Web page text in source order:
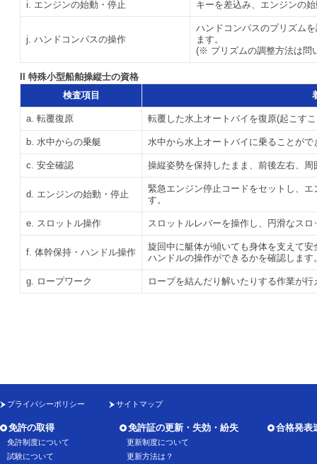
i. エンジンの始動・停止 キーを差込み、エンジンの
j. ハンドコンパスの操作
ハンドコンパスのプリズム
ます。
(※ プリズムの調整方法は問
II 特殊小型船舶操縦士の資格
検査項目
a. 転覆復原 転覆した水上オートバイを復原(起こす
b. 水中からの乗艇 水中から水上オートバイに乗ることが
c. 安全確認 操縦姿勢を保持したまま、前後左右、
d. エンジンの始動・停止
緊急エンジン停止コードをセットし、
す。
e. スロットル操作 スロットルレバーを操作し、円滑なス
f. 体幹保持・ハンドル操作
旋回中に艇体が傾いても身体を支えて
ハンドルの操作ができるかを確認します
g. ロープワーク ロープを結んだり解いたりする作業が
プライバシーポリシー サイトマップ
免許の取得
免許制度について
試験について
免許証の更新・失効・紛失
更新制度について
更新方法は？
合格発表